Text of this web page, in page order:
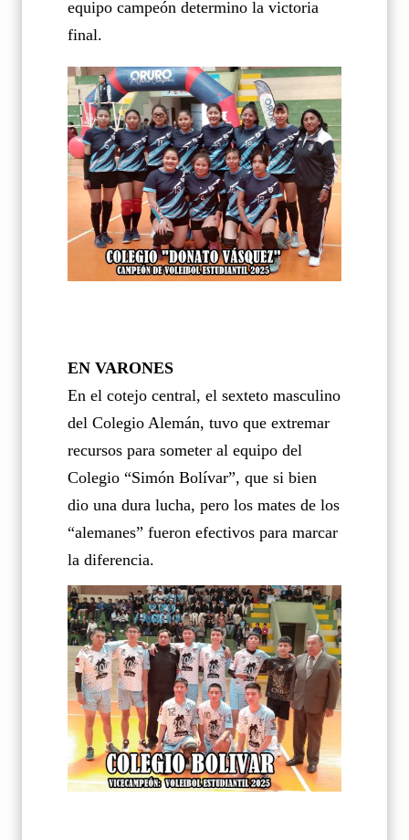
equipo campeón determino la victoria
final.
EN VARONES
En el cotejo central, el sexteto masculino
del Colegio Alemán, tuvo que extremar
recursos para someter al equipo del
Colegio “Simón Bolívar”, que si bien
dio una dura lucha, pero los mates de los
“alemanes” fueron efectivos para marcar
la diferencia.